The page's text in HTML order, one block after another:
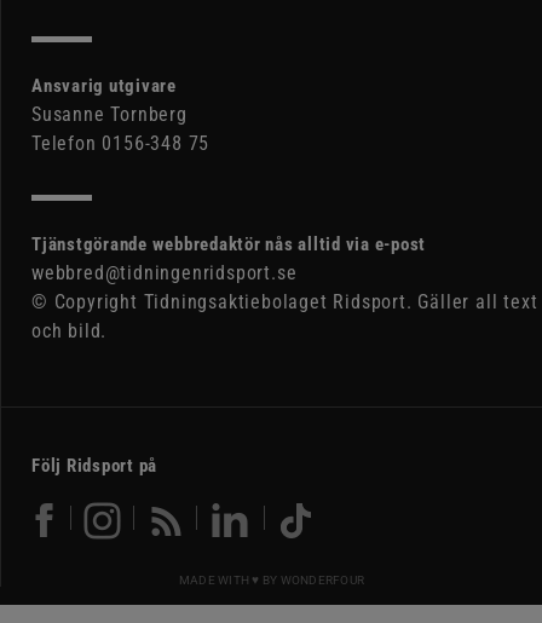
Ansvarig utgivare
Susanne Tornberg
Telefon 0156-348 75
Tjänstgörande webbredaktör nås alltid via e-post
webbred@tidningenridsport.se
© Copyright Tidningsaktiebolaget Ridsport. Gäller all text
och bild.
Följ Ridsport på
MADE WITH ♥ BY WONDERFOUR